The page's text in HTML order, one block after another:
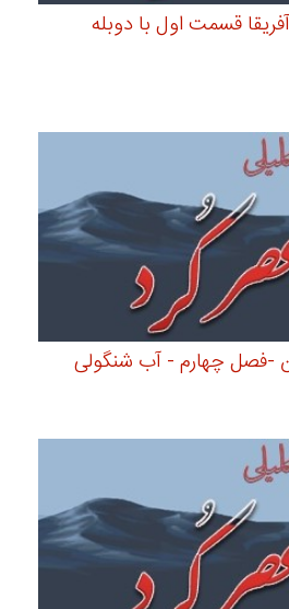
قسمت اول با دوبله
-فصل چهارم - آب شنگولی